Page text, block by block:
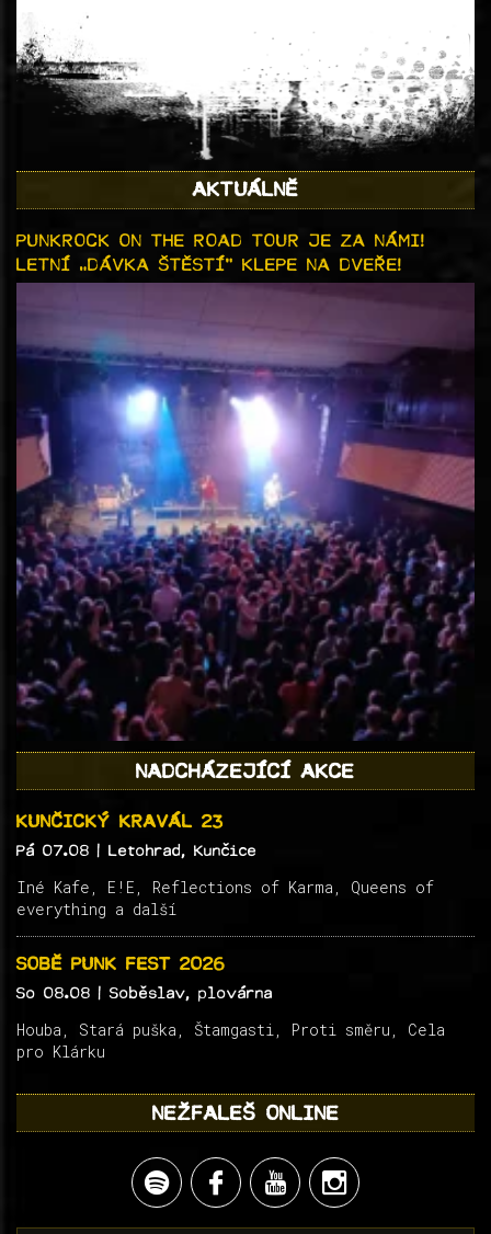
AKTUÁLNĚ
PUNKROCK ON THE ROAD TOUR JE ZA NÁMI!
LETNÍ „DÁVKA ŠTĚSTÍ“ KLEPE NA DVEŘE!
NADCHÁZEJÍCÍ AKCE
KUNČICKÝ KRAVÁL 23
Pá 07.08 | Letohrad, Kunčice
Iné Kafe, E!E, Reflections of Karma, Queens of
everything a další
SOBĚ PUNK FEST 2026
So 08.08 | Soběslav, plovárna
Houba, Stará puška, Štamgasti, Proti směru, Cela
pro Klárku
NEŽFALEŠ ONLINE